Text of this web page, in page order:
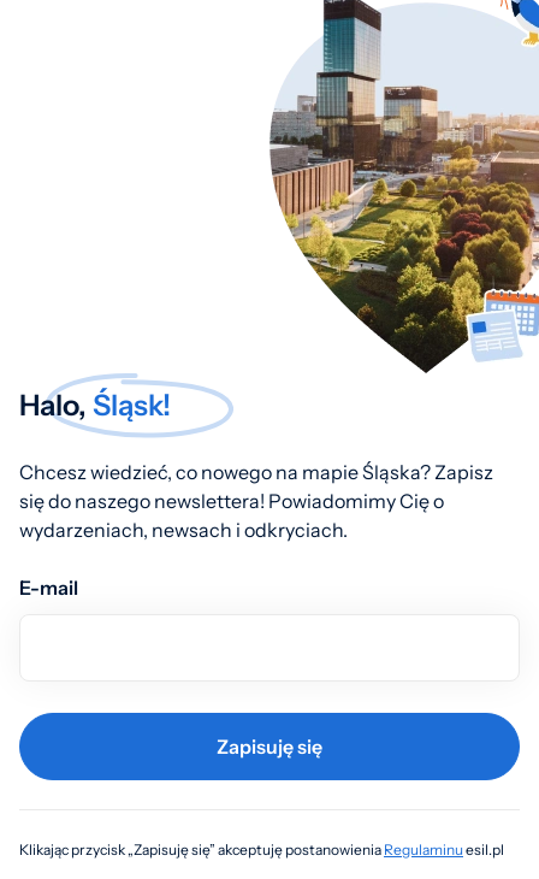
Halo, Śląsk!
Chcesz wiedzieć, co nowego na mapie Śląska? Zapisz
się do naszego newslettera! Powiadomimy Cię o
wydarzeniach, newsach i odkryciach.
E-mail
Zapisuję się
Klikając przycisk „Zapisuję się” akceptuję postanowienia Regulaminuesil.pl